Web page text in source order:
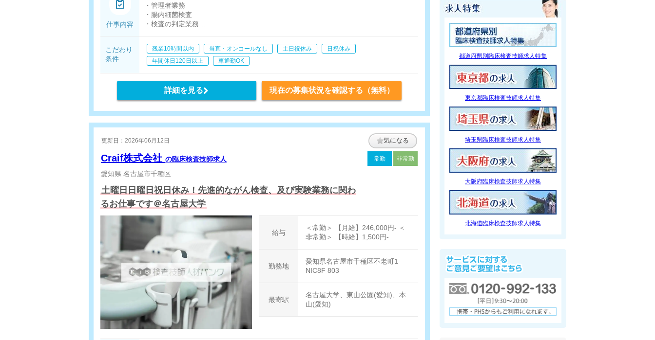
仕事内容
・管理者業務
・腸内細菌検査
・検査の判定業務
・検査器具や機材等の管理
こだわり
条件
残業10時間以内 当直・オンコールなし 土日祝休み
日祝休み
年間休日120日以上
車通勤OK
詳細を見る 現在の募集状況を確認する（無料）
更新日：2026年06月12日 気になる
Craif株式会社 の臨床検査技師求人 常勤 非常勤
愛知県 名古屋市千種区
土曜日日曜日祝日休み！先進的ながん検査、及び実験業務に関わ
るお仕事です＠名古屋大学
給与
＜常勤＞ 【月給】246,000円- ＜
非常勤＞ 【時給】1,500円-
勤務地
愛知県名古屋市千種区不老町1
NIC8F 803
最寄駅
名古屋大学、東山公園(愛知)、本
山(愛知)
都道府県別臨床検査技師求人特集
東京都臨床検査技師求人特集
埼玉県臨床検査技師求人特集
大阪府臨床検査技師求人特集
北海道臨床検査技師求人特集